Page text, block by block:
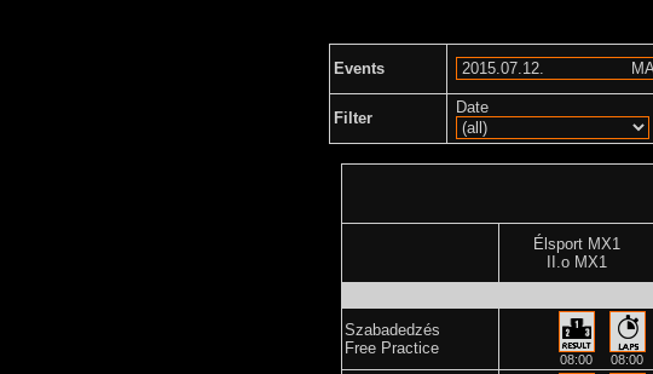
Events
Filter
Date
Élsport MX1
II.o MX1
Szabadedzés
Free Practice
08:00 08:00